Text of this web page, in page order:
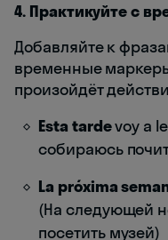
4. Практикуйте с
Добавляйте к
временные
произойдёт
Esta tardevoy a
собираюсь
La próxima
(На следующей
посетить музей)